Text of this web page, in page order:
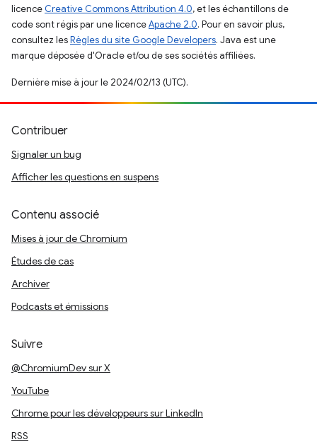
licence Creative Commons Attribution 4.0, et les échantillons de
code sont régis par une licenceApache 2.0. Pour en savoir plus,
consultez lesRègles du site Google Developers. Java est une
marque déposée d'Oracle et/ou de ses sociétés affiliées.
Dernière mise à jour le 2024/02/13 (UTC).
Contribuer
Signaler un bug
Afficher les questions en suspens
Contenu associé
Mises à jour de Chromium
Études de cas
Archiver
Podcasts et émissions
Suivre
@ChromiumDev sur X
YouTube
Chrome pour les développeurs sur LinkedIn
RSS